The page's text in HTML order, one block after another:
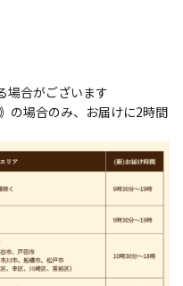
場合がございます
の場合のみ、お届けに2時間